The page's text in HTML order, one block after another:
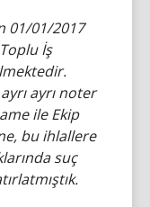
01/01/2017
İş
ayrı noter
ile Ekip
bu ihlallere
suç